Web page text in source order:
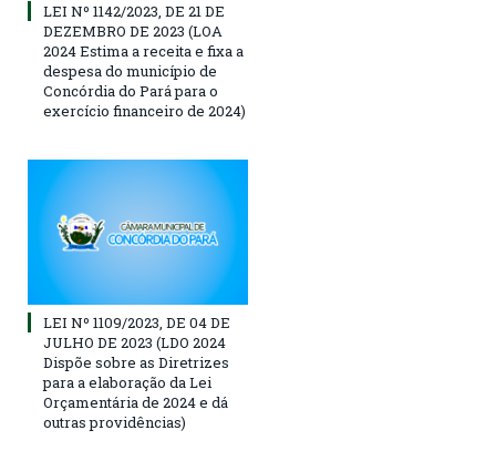
LEI Nº 1142/2023, DE 21 DE
DEZEMBRO DE 2023 (LOA
2024 Estima a receita e fixa a
despesa do município de
Concórdia do Pará para o
exercício financeiro de 2024)
LEI Nº 1109/2023, DE 04 DE
JULHO DE 2023 (LDO 2024
Dispõe sobre as Diretrizes
para a elaboração da Lei
Orçamentária de 2024 e dá
outras providências)